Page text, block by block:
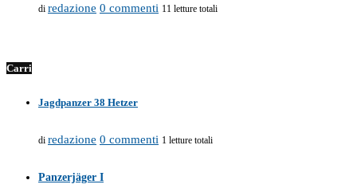
di redazione 0 commenti 11 letture totali
Carri
Jagdpanzer 38 Hetzer
di redazione 0 commenti 1 letture totali
Panzerjäger I